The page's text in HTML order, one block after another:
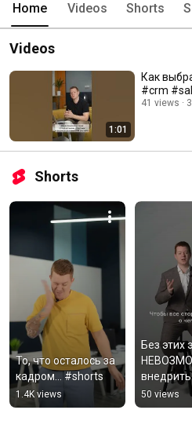
Home Videos Shorts
Videos
1:01
Как
#crm
41 views
Shorts
То, что осталось за
кадром… #shorts
1.4K views
Без этих
внедрить
#shorts
50 views